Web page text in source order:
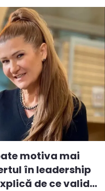
motiva mai
în leadership
de ce valid...